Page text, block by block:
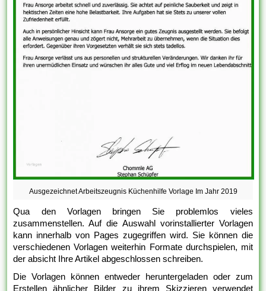
Ausgezeichnet Arbeitszeugnis Küchenhilfe Vorlage Im Jahr 2019
Qua den Vorlagen bringen Sie problemlos vieles
zusammenstellen. Auf die Auswahl vorinstallierter Vorlagen
kann innerhalb von Pages zugegriffen wird. Sie können die
verschiedenen Vorlagen weiterhin Formate durchspielen, mit
der absicht Ihre Artikel abgeschlossen schreiben.
Die Vorlagen können entweder heruntergeladen oder zum
Erstellen ähnlicher Bilder zu ihrem Skizzieren verwendet